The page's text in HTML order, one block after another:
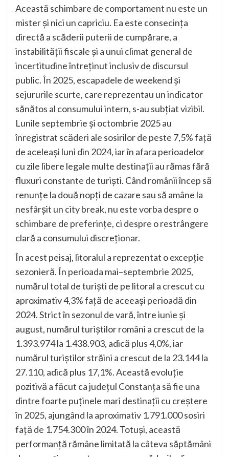
Această schimbare de comportament nu este un
mister și nici un capriciu. Ea este consecința
directă a scăderii puterii de cumpărare, a
instabilității fiscale și a unui climat general de
incertitudine întreținut inclusiv de discursul
public. În 2025, escapadele de weekend și
sejururile scurte, care reprezentau un indicator
sănătos al consumului intern, s-au subțiat vizibil.
Lunile septembrie și octombrie 2025 au
înregistrat scăderi ale sosirilor de peste 7,5% față
de aceleași luni din 2024, iar în afara perioadelor
cu zile libere legale multe destinații au rămas fără
fluxuri constante de turiști. Când românii încep să
renunțe la două nopți de cazare sau să amâne la
nesfârșit un city break, nu este vorba despre o
schimbare de preferințe, ci despre o restrângere
clară a consumului discreționar.
În acest peisaj, litoralul a reprezentat o excepție
sezonieră. În perioada mai–septembrie 2025,
numărul total de turiști de pe litoral a crescut cu
aproximativ 4,3% față de aceeași perioadă din
2024. Strict în sezonul de vară, între iunie și
august, numărul turiștilor români a crescut de la
1.393.974 la 1.438.903, adică plus 4,0%, iar
numărul turiștilor străini a crescut de la 23.144 la
27.110, adică plus 17,1%. Această evoluție
pozitivă a făcut ca județul Constanța să fie una
dintre foarte puținele mari destinații cu creștere
în 2025, ajungând la aproximativ 1.791.000 sosiri
față de 1.754.300 în 2024. Totuși, această
performanță rămâne limitată la câteva săptămâni